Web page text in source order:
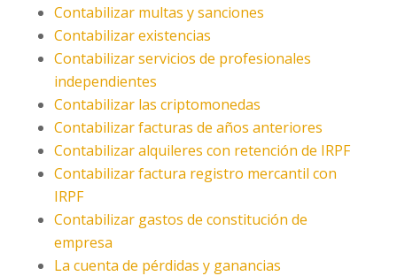
Contabilizar multas y sanciones
Contabilizar existencias
Contabilizar servicios de profesionales
independientes
Contabilizar las criptomonedas
Contabilizar facturas de años anteriores
Contabilizar alquileres con retención de IRPF
Contabilizar factura registro mercantil con
IRPF
Contabilizar gastos de constitución de
empresa
La cuenta de pérdidas y ganancias